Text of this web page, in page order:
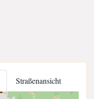
Straßenansicht